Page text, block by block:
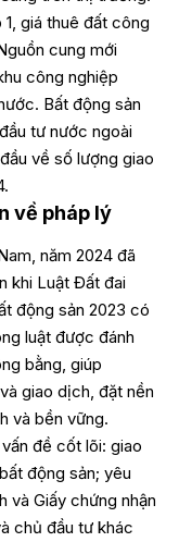
giá thuê đất công
cung mới
công nghiệp
Bất động sản
tư nước ngoài
về số lượng giao
về pháp lý
năm 2024 đã
khi Luật Đất đai
động sản 2023 có
luật được đánh
bằng, giúp
giao dịch, đặt nền
và bền vững.
đề cốt lõi: giao
động sản; yêu
và Giấy chứng nhận
chủ đầu tư khác